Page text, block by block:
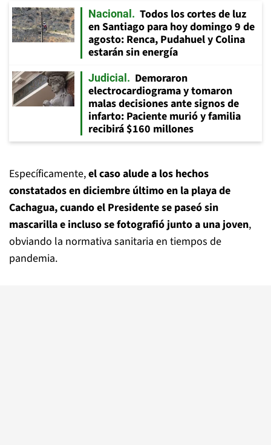
Nacional
Todos los cortes de luz
en Santiago para hoy domingo 9 de
agosto: Renca, Pudahuel y Colina
estarán sin energía
Judicial
Demoraron
electrocardiograma y tomaron
malas decisiones ante signos de
infarto: Paciente murió y familia
recibirá $160 millones
Específicamente,el caso alude a los hechos
constatados en diciembre último en la playa de
Cachagua, cuando el Presidente se paseó sin
mascarilla e incluso se fotografió junto a una joven,
obviando la normativa sanitaria en tiempos de
pandemia.